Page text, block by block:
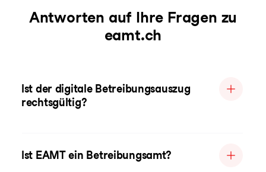
Antworten auf Ihre Fragen zu
eamt.ch
Ist der digitale Betreibungsauszug
rechtsgültig?
Ist EAMT ein Betreibungsamt?